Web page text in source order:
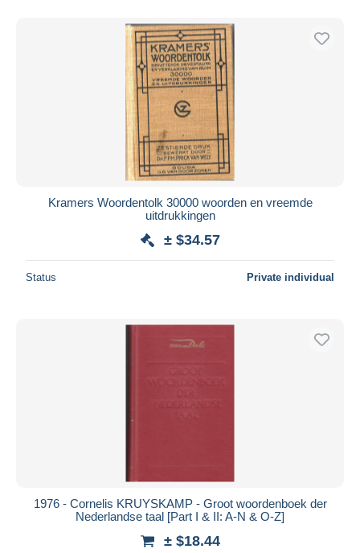
Kramers Woordentolk 30000 woorden en vreemde
uitdrukkingen
± $34.57
Status Private individual
1976 - Cornelis KRUYSKAMP - Groot woordenboek der
Nederlandse taal [Part I & II: A-N & O-Z]
± $18.44